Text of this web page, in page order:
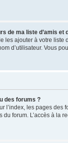
de ma liste d’amis et
les ajouter à votre
d’utilisateur. Vous
des forums ?
l’index, les pages
forum. L’accès à la